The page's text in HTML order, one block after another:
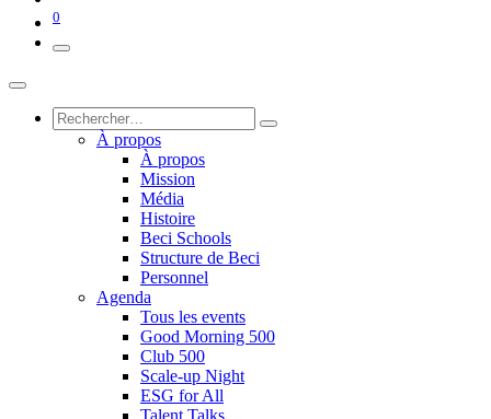
0
À propos
À propos
Mission
Média
Histoire
Beci Schools
Structure de Beci
Personnel
Agenda
Tous les events
Good Morning 500
Club 500
Scale-up Night
ESG for All
Talent Talks